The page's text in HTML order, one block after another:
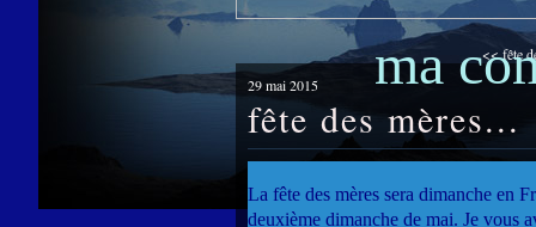
ma << fête
29 mai 2015
fête des mères...
La fête des mères sera dimanche en
deuxième dimanche de mai. Je vous